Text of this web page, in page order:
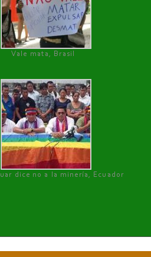
Vale mata, Brasil
dice no a la minería, Ecuador